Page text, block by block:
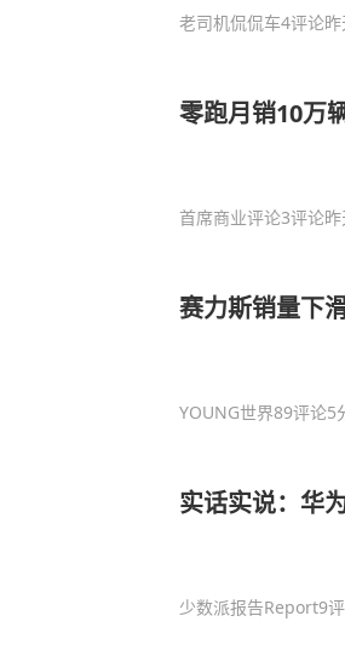
老司机侃侃车4评论
零跑月销10万
首席商业评论3评论
赛力斯销量下
YOUNG世界89评论5
实话实说：华
少数派报告Report9